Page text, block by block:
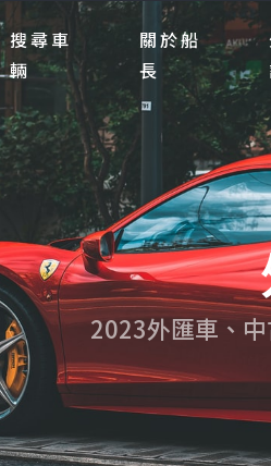
搜尋車
輛
關於船
長
2023外匯車、